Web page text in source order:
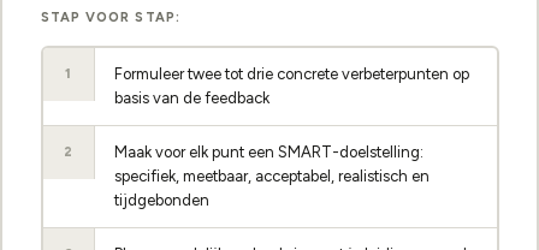
STAP VOOR STAP:
1
Formuleer twee tot drie concrete verbeterpunten op
basis van de feedback
2
Maak voor elk punt een SMART-doelstelling:
specifiek, meetbaar, acceptabel, realistisch en
tijdgebonden